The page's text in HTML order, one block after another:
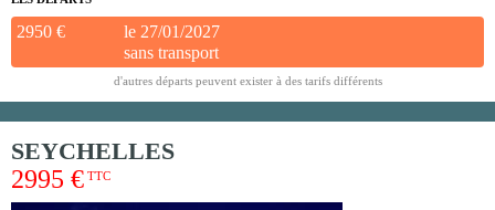
2950 €
le 27/01/2027
sans transport
d'autres départs peuvent exister à des tarifs différents
SEYCHELLES
2995 € TTC